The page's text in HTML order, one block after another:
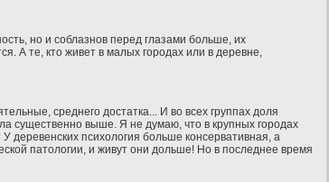
но и соблазнов перед глазами больше, их
А те, кто живет в малых городах или в деревне,
среднего достатка... И во всех группах доля
существенно выше. Я не думаю, что в крупных городах
деревенских психология больше консервативная, а
патологии, и живут они дольше! Но в последнее время